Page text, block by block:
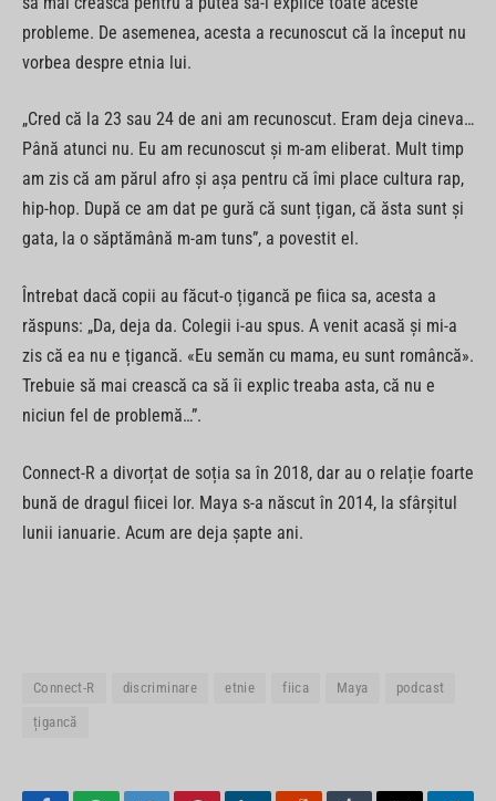
probleme. De asemenea, acesta a recunoscut că la început nu
vorbea despre etnia lui.
„Cred că la 23 sau 24 de ani am recunoscut. Eram deja cineva…
Până atunci nu. Eu am recunoscut și m-am eliberat. Mult timp
am zis că am părul afro și așa pentru că îmi place cultura rap,
hip-hop. După ce am dat pe gură că sunt țigan, că ăsta sunt și
gata, la o săptămână m-am tuns”, a povestit el.
Întrebat dacă copii au făcut-o țigancă pe fiica sa, acesta a
răspuns: „Da, deja da. Colegii i-au spus. A venit acasă și mi-a
zis că ea nu e țigancă. «Eu semăn cu mama, eu sunt româncă».
Trebuie să mai crească ca să îi explic treaba asta, că nu e
niciun fel de problemă…”.
Connect-R a divorțat de soția sa în 2018, dar au o relație foarte
bună de dragul fiicei lor. Maya s-a născut în 2014, la sfârșitul
lunii ianuarie. Acum are deja șapte ani.
Connect-R discriminare etnie fiica Maya podcast
țigancă